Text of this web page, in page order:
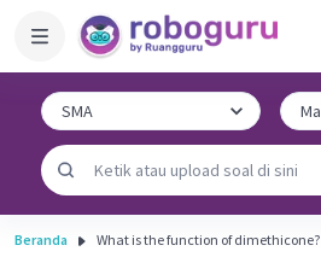
Beranda What is the function of dimethicone?